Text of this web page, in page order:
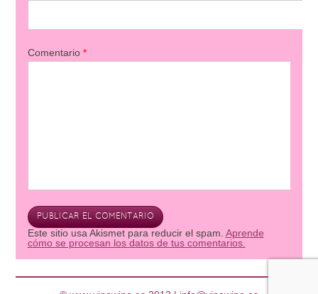
Comentario *
Este sitio usa Akismet para reducir el spam. Aprende
cómo se procesan los datos de tus comentarios.